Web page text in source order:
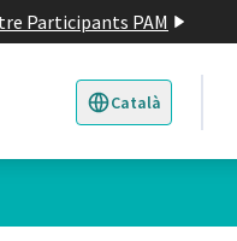
Participants PAM
Català
Triar la llengua